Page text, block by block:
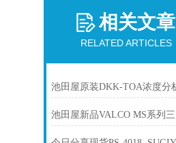
相关文章
RELATED ARTICLES